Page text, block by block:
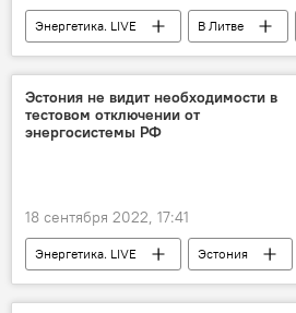
Энергетика. LIVE В Литве
энергетика
энергоснабжение
экономия
Эстония не видит необходимости в
тестовом отключении от
энергосистемы РФ
18 сентября 2022, 17:41
Энергетика. LIVE Эстония
энергетика
электроэнергия